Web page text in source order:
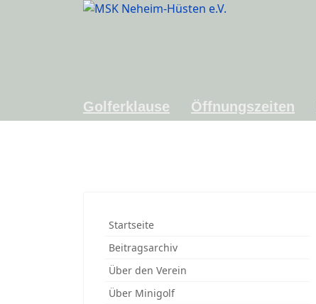
Golferklause Öffnungszeiten
Startseite
Beitragsarchiv
Über den Verein
Über Minigolf